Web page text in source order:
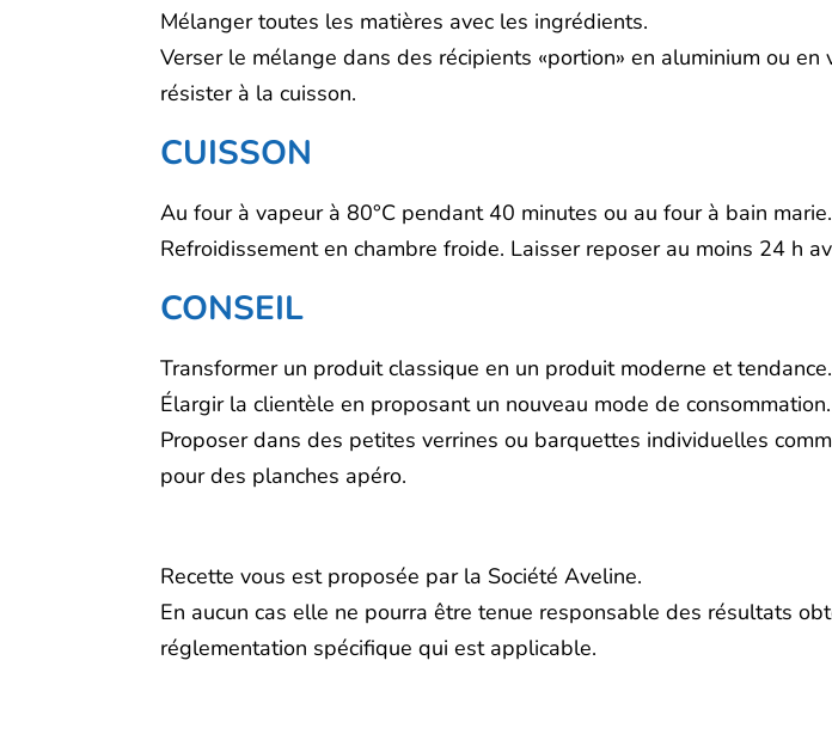
Mélanger toutes les matières avec les ingrédients.
Verser le mélange dans des récipients «portion» en aluminium ou en
résister à la cuisson.
CUISSON
Au four à vapeur à 80°C pendant 40 minutes ou au four à bain marie.
Refroidissement en chambre froide. Laisser reposer au moins 24 h
CONSEIL
Transformer un produit classique en un produit moderne et tendance.
Élargir la clientèle en proposant un nouveau mode de consommation.
Proposer dans des petites verrines ou barquettes individuelles
pour des planches apéro.
Recette vous est proposée par la Société Aveline.
En aucun cas elle ne pourra être tenue responsable des résultats
réglementation spécifique qui est applicable.